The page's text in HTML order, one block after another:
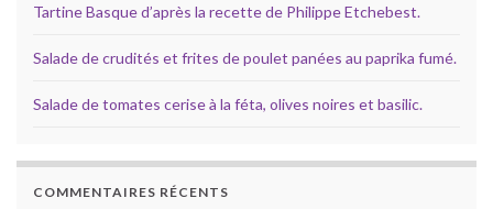
Tartine Basque d’après la recette de Philippe Etchebest.
Salade de crudités et frites de poulet panées au paprika fumé.
Salade de tomates cerise à la féta, olives noires et basilic.
COMMENTAIRES RÉCENTS